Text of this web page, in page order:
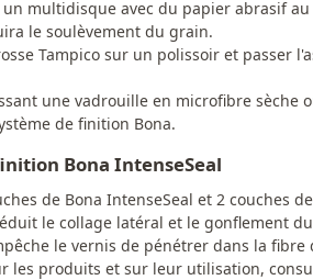
un multidisque avec du papier abrasif au
le soulèvement du grain.
Tampico sur un polissoir et passer
une vadrouille en microfibre sèche
de finition Bona.
Bona IntenseSeal
de Bona IntenseSeal et 2 couches
le collage latéral et le gonflement
le vernis de pénétrer dans la fibre du bois. Pour de
les produits et sur leur utilisation,